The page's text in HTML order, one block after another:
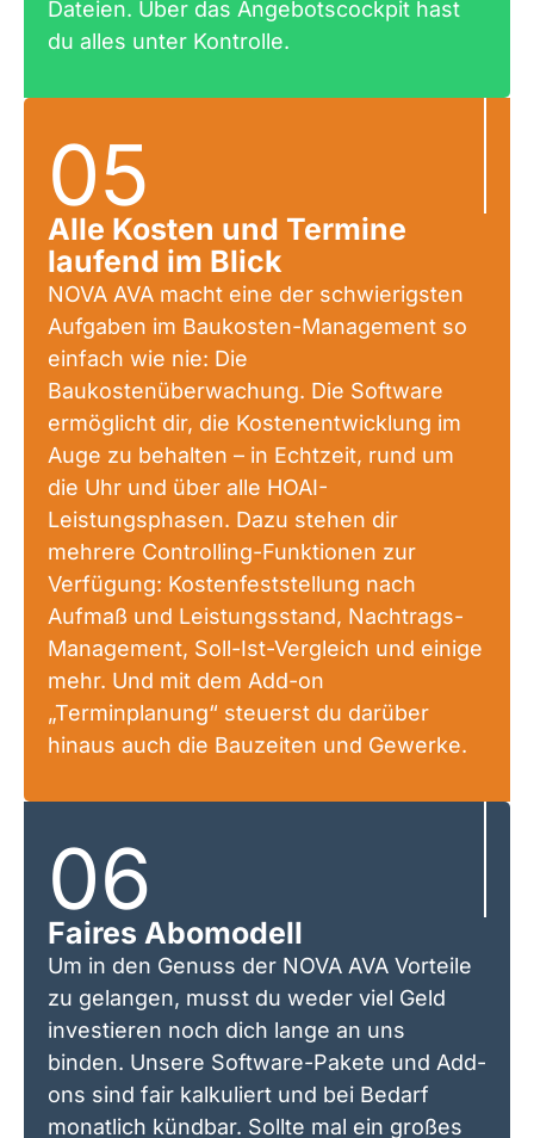
Dateien. Über das Angebotscockpit hast
du alles unter Kontrolle.
05
Alle Kosten und Termine
laufend im Blick
NOVA AVA macht eine der schwierigsten
Aufgaben im Baukosten-Management so
einfach wie nie: Die
Baukostenüberwachung. Die Software
ermöglicht dir, die Kostenentwicklung im
Auge zu behalten – in Echtzeit, rund um
die Uhr und über alle HOAI-
Leistungsphasen. Dazu stehen dir
mehrere Controlling-Funktionen zur
Verfügung: Kostenfeststellung nach
Aufmaß und Leistungsstand, Nachtrags-
Management, Soll-Ist-Vergleich und einige
mehr. Und mit dem Add-on
„Terminplanung“ steuerst du darüber
hinaus auch die Bauzeiten und Gewerke.
06
Faires Abomodell
Um in den Genuss der NOVA AVA Vorteile
zu gelangen, musst du weder viel Geld
investieren noch dich lange an uns
binden. Unsere Software-Pakete und Add-
ons sind fair kalkuliert und bei Bedarf
monatlich kündbar. Sollte mal ein großes